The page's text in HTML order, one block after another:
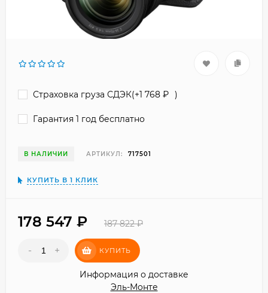
Страховка груза СДЭК(+1 768 )
Гарантия 1 год бесплатно
В НАЛИЧИИ АРТИКУЛ: 717501
КУПИТЬ В 1 КЛИК
178 547 187 822
- + КУПИТЬ
Информация о доставке
Эль-Монте